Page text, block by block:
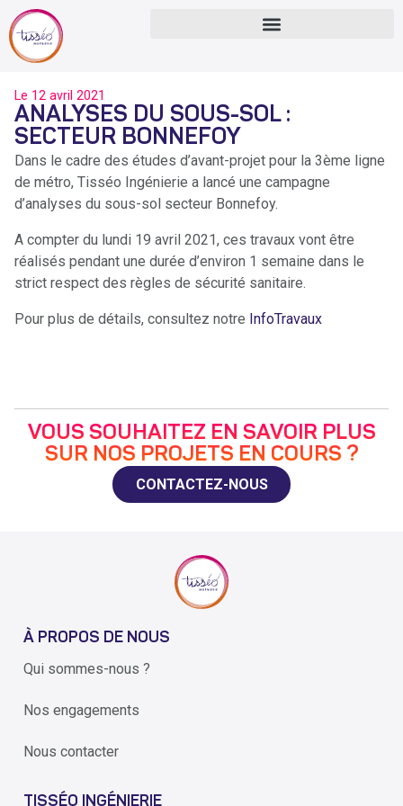
Le 12 avril 2021
ANALYSES DU SOUS-SOL :
SECTEUR BONNEFOY
Dans le cadre des études d’avant-projet pour la 3ème ligne
de métro, Tisséo Ingénierie a lancé une campagne
d’analyses du sous-sol secteur Bonnefoy.
A compter du lundi 19 avril 2021, ces travaux vont être
réalisés pendant une durée d’environ 1 semaine dans le
strict respect des règles de sécurité sanitaire.
Pour plus de détails, consultez notre InfoTravaux
VOUS SOUHAITEZ EN SAVOIR PLUS
SUR NOS PROJETS EN COURS ?
CONTACTEZ-NOUS
À PROPOS DE NOUS
Qui sommes-nous ?
Nos engagements
Nous contacter
TISSÉO INGÉNIERIE